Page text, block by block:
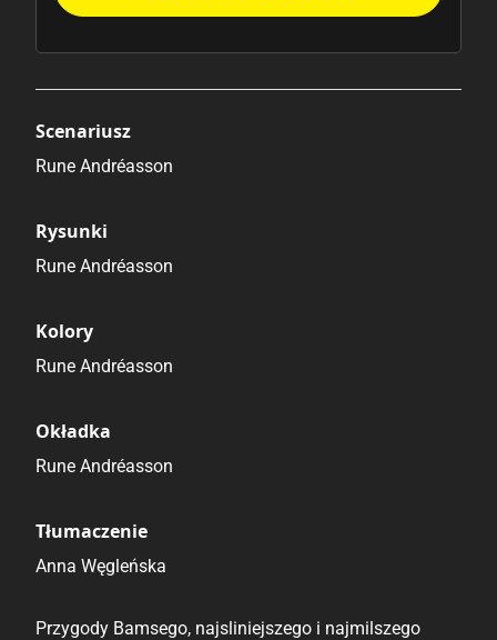
Scenariusz
Rune Andréasson
Rysunki
Rune Andréasson
Kolory
Rune Andréasson
Okładka
Rune Andréasson
Tłumaczenie
Anna Węgleńska
Przygody Bamsego, najsliniejszego i najmilszego